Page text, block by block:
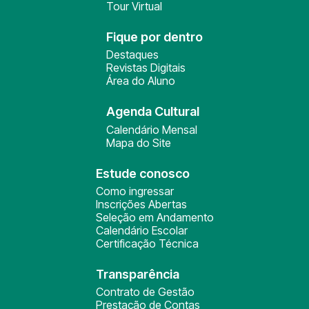
Tour Virtual
Fique por dentro
Destaques
Revistas Digitais
Área do Aluno
Agenda Cultural
Calendário Mensal
Mapa do Site
Estude conosco
Como ingressar
Inscrições Abertas
Seleção em Andamento
Calendário Escolar
Certificação Técnica
Transparência
Contrato de Gestão
Prestação de Contas